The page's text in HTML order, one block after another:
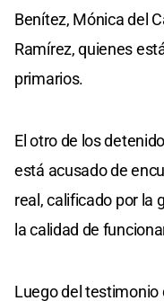
Benítez, Mónica del
Ramírez, quienes
primarios.
El otro de los
está acusado de
real, calificado por la
la calidad de
Luego del testimonio